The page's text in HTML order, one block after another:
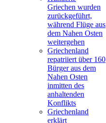
Griechen wurden
zurückgeführt,
während Flüge aus
dem Nahen Osten
weitergehen
Griechenland
repatriiert über 160
Bürger aus dem
Nahen Osten
inmitten des
anhaltenden
Konflikts
Griechenland
erklärt